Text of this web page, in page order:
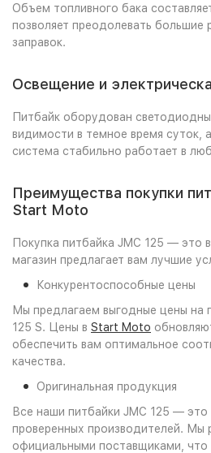
Объем топливного бака
позволяет преодолевать большие
заправок.
Освещение и
Питбайк оборудован
видимости в темное время суток,
система стабильно работает в
Преимущества покупки
Start Moto
Покупка питбайка JMC 125 — это
магазин предлагает вам лучшие
Конкурентоспособные цены
Мы предлагаем выгодные цены на
125 S. Цены в Start Moto
обеспечить вам оптимальное
качества.
Оригинальная продукция
Все наши питбайки JMC 125 —
проверенных производителей. Мы
официальными поставщиками, что